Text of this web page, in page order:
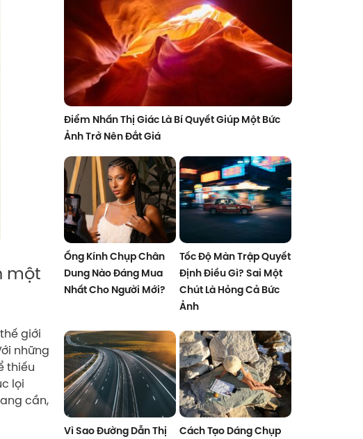
một
giới
những
thiếu
lọi
cần,
Điểm Nhấn Thị Giác Là Bí Quyết Giúp Một Bức
Ảnh Trở Nên Đắt Giá
Ống Kính Chụp Chân
Dung Nào Đáng Mua
Nhất Cho Người Mới?
Tốc Độ Màn Trập Quyết
Định Điều Gì? Sai Một
Chút Là Hỏng Cả Bức
Ảnh
Vì Sao Đường Dẫn Thị
Cách Tạo Dáng Chụp